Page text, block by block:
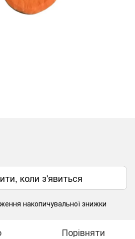
коли з'явиться
накопичувальної знижки
Порівняти